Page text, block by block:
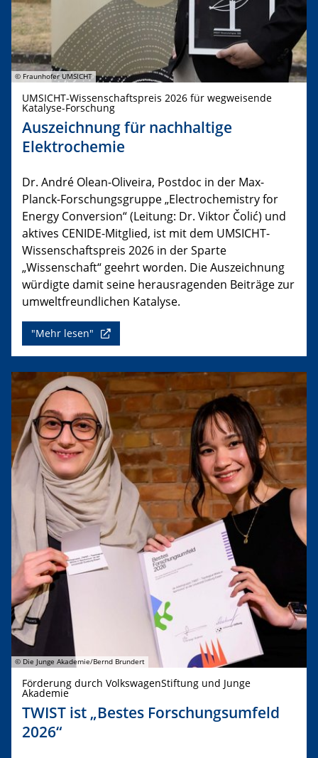
© Fraunhofer UMSICHT
UMSICHT-Wissenschaftspreis 2026 für wegweisende
Katalyse-Forschung
Auszeichnung für nachhaltige
Elektrochemie
Dr. André Olean-Oliveira, Postdoc in der Max-
Planck-Forschungsgruppe „Electrochemistry for
Energy Conversion“ (Leitung: Dr. Viktor Čolić) und
aktives CENIDE-Mitglied, ist mit dem UMSICHT-
Wissenschaftspreis 2026 in der Sparte
„Wissenschaft“ geehrt worden. Die Auszeichnung
würdigte damit seine herausragenden Beiträge zur
umweltfreundlichen Katalyse.
"Mehr lesen"
© Die Junge Akademie/Bernd Brundert
Förderung durch VolkswagenStiftung und Junge
Akademie
TWIST ist „Bestes Forschungsumfeld
2026“